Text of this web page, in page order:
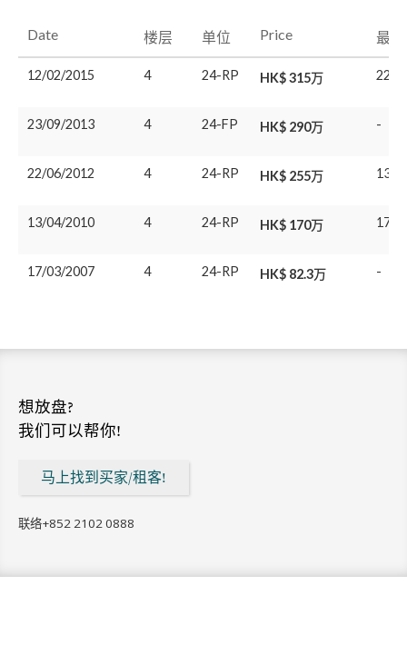
Date 楼层 单位 Price 最
12/02/2015 4 24-RP HK$ 315万 22/
23/09/2013 4 24-FP HK$ 290万 -
22/06/2012 4 24-RP HK$ 255万 13/
13/04/2010 4 24-RP HK$ 170万 17/
17/03/2007 4 24-RP HK$ 82.3万 -
想放盘?
我们可以帮你!
马上找到买家/租客!
联络+852 2102 0888